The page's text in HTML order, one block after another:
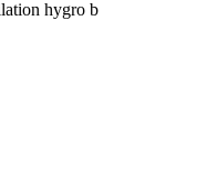
hygro b